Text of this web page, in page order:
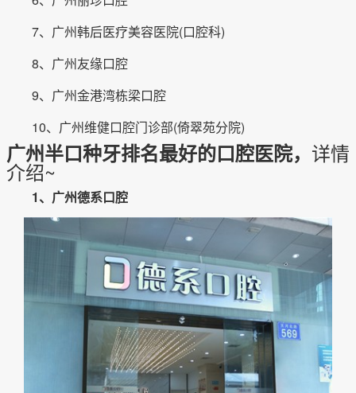
7、广州韩后医疗美容医院(口腔科)
8、广州友缘口腔
9、广州金港湾栋梁口腔
10、广州维健口腔门诊部(倚翠苑分院)
广州半口种牙排名最好的口腔医院， 详情
介绍~
1、广州德系口腔